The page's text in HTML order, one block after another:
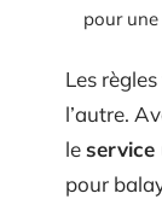
pour
Les
l’autre.
leservice
pour